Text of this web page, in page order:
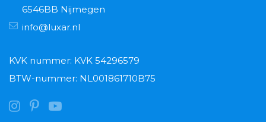
6546BB Nijmegen
info@luxar.nl
KVK nummer: KVK 54296579
BTW-nummer: NL001861710B75